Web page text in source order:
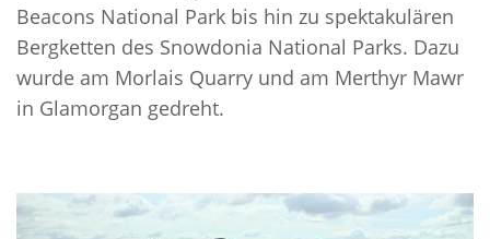
Beacons National Park bis hin zu spektakulären
Bergketten des Snowdonia National Parks. Dazu
wurde am Morlais Quarry und am Merthyr Mawr
in Glamorgan gedreht.